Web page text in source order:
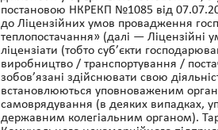
постановою НКРЕКП №1085 від
до Ліцензійних умов провадження
теплопостачання» (далі — Ліцензійні
ліцензіати (тобто суб’єкти
виробництво / транспортування /
зобов’язані здійснювати свою
встановлюються уповноваженим
самоврядування (в деяких випадках,
державним колегіальним органом).